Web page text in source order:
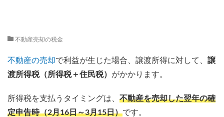
不動産売却の税金
不動産の売却で利益が生じた場合、譲渡所得に対して、 譲
渡所得税（所得税＋住民税） がかかります。
所得税を支払うタイミングは、 不動産を売却した翌年の確
定申告時（2月16日～3月15日）です。